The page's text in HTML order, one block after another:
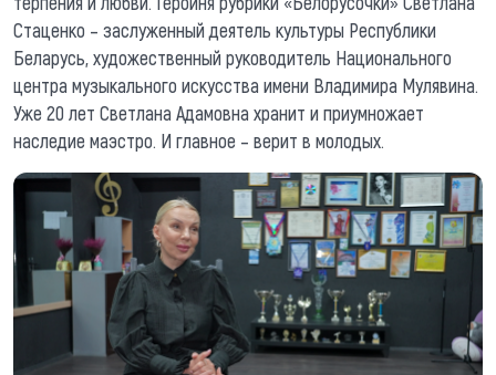
Стаценко – заслуженный деятель культуры Республики
Беларусь, художественный руководитель Национального
центра музыкального искусства имени Владимира Мулявина.
Уже 20 лет Светлана Адамовна хранит и приумножает
наследие маэстро. И главное – верит в молодых.